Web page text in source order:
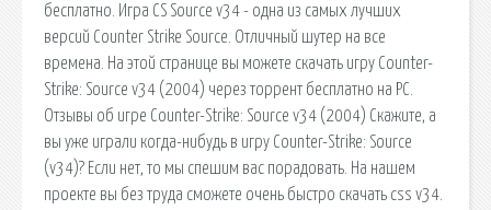
бесплатно. Игра CS Source v34 - одна из самых лучших
версий Counter Strike Source. Отличный шутер на все
времена. На этой странице вы можете скачать игру Counter-
Strike: Source v34 (2004) через торрент бесплатно на PC.
Отзывы об игре Counter-Strike: Source v34 (2004) Скажите, а
вы уже играли когда-нибудь в игру Counter-Strike: Source
(v34)? Если нет, то мы спешим вас порадовать. На нашем
проекте вы без труда сможете очень быстро скачать css v34.